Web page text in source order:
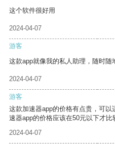
这个软件很好用
2024-04-07
游客
这款app就像我的私人助理，随时随
2024-04-07
游客
这款加速器app的价格有点贵，可
速器app的价格应该在50元以下才比
2024-04-07